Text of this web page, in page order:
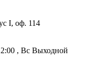
I, оф. 114
, Вс Выходной